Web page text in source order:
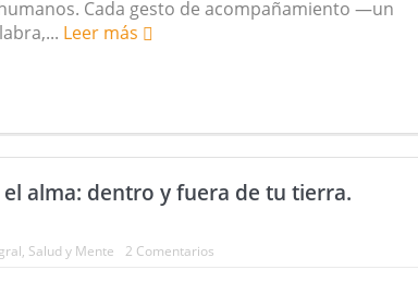
Cada gesto de acompañamiento —un
Leer más
alma: dentro y fuera de tu tierra.
, Salud y Mente 2 Comentarios